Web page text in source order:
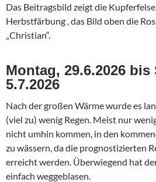
Das Beitragsbild zeigt die
Herbstfärbung , das Bild oben die
„Christian“.
Montag, 29.6.2026 bis
5.7.2026
Nach der großen Wärme wurde es
(viel zu) wenig Regen. Meist nur
nicht umhin kommen, in den
zu wässern, da die prognostizierten
erreicht werden. Überwiegend hat
einfach weggeblasen.